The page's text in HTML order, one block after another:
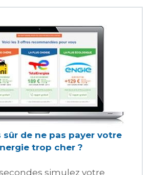
sûr de ne pas payer votre
trop cher ?
simulez votre